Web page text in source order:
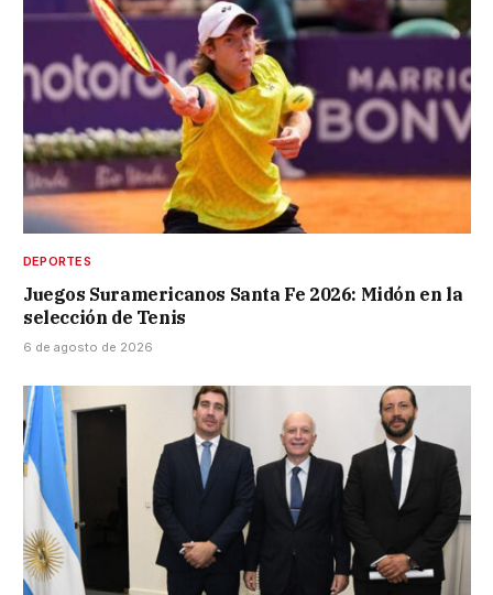
DEPORTES
Juegos Suramericanos Santa Fe 2026: Midón en la
selección de Tenis
6 de agosto de 2026